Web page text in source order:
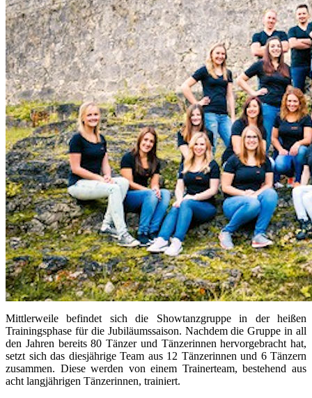
Mittlerweile befindet sich die Showtanzgruppe in der heißen
Trainingsphase für die Jubiläumssaison. Nachdem die Gruppe in all
den Jahren bereits 80 Tänzer und Tänzerinnen hervorgebracht hat,
setzt sich das diesjährige Team aus 12 Tänzerinnen und 6 Tänzern
zusammen. Diese werden von einem Trainerteam, bestehend aus
acht langjährigen Tänzerinnen, trainiert.